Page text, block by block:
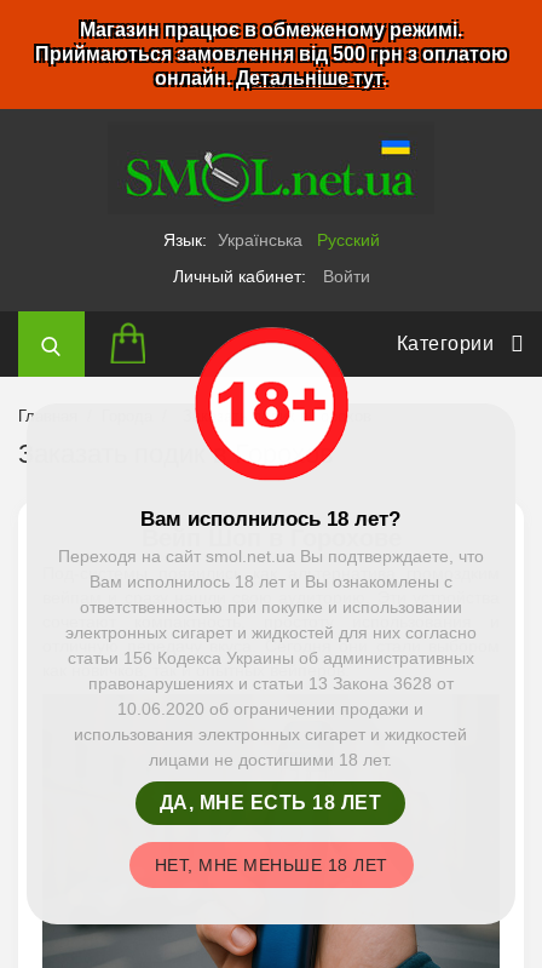
Магазин працює в обмеженому режимі.
Приймаються замовлення від 500 грн з оплатою
онлайн.Детальніше тут.
Язык: Українська
Русский
Личный кабинет:
Войти
Категории
Главная Заказать подик в Горохов
Заказать подик в Горохов
Под-системы появились как альтернатива громоздким
сочетают компактность, простоту использования и
отличную передачу вкуса. Сегодня они стали выбором
как новичков, так и опытных вейперов.
Вам исполнилось 18 лет?
Переходя на сайт smol.net.ua Вы подтверждаете, что
Вам исполнилось 18 лет и Вы ознакомлены с
ответственностью при покупке и использовании
электронных сигарет и жидкостей для них согласно
статьи 156 Кодекса Украины об административных
правонарушениях и статьи 13 Закона 3628 от
10.06.2020 об ограничении продажи и
использования электронных сигарет и жидкостей
лицами не достигшими 18 лет.
ДА, МНЕ ЕСТЬ 18 ЛЕТ
НЕТ, МНЕ МЕНЬШЕ 18 ЛЕТ